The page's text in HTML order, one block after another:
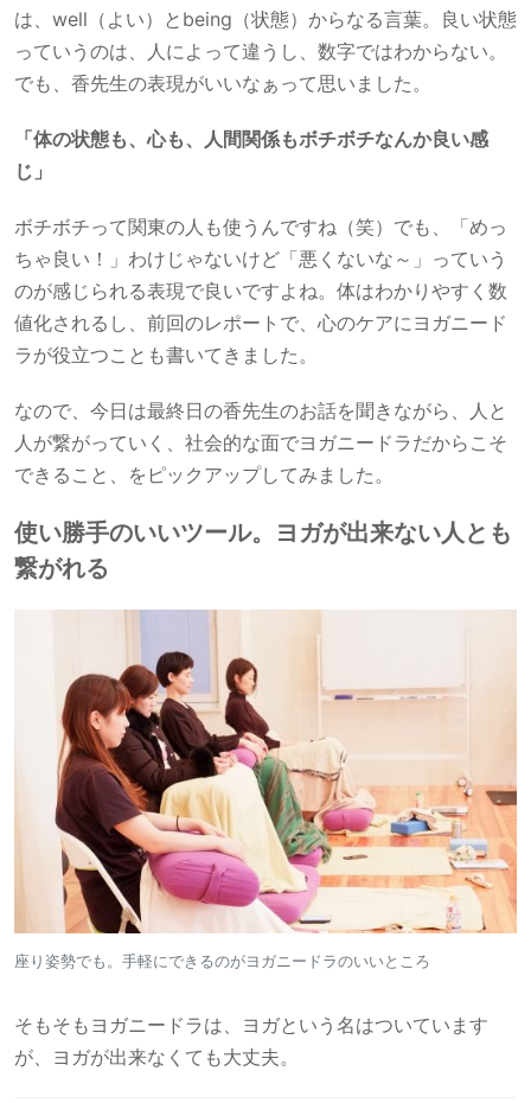
は、well（よい）とbeing（状態）からなる言葉。良い状態
っていうのは、人によって違うし、数字ではわからない。
でも、香先生の表現がいいなぁって思いました。
「体の状態も、心も、人間関係もボチボチなんか良い感
じ」
ボチボチって関東の人も使うんですね（笑）でも、「めっ
ちゃ良い！」わけじゃないけど「悪くないな～」っていう
のが感じられる表現で良いですよね。体はわかりやすく数
値化されるし、前回のレポートで、心のケアにヨガニード
ラが役立つことも書いてきました。
なので、今日は最終日の香先生のお話を聞きながら、人と
人が繋がっていく、社会的な面でヨガニードラだからこそ
できること、をピックアップしてみました。
使い勝手のいいツール。ヨガが出来ない人とも
繋がれる
座り姿勢でも。手軽にできるのがヨガニードラのいいところ
そもそもヨガニードラは、ヨガという名はついています
が、ヨガが出来なくても大丈夫。